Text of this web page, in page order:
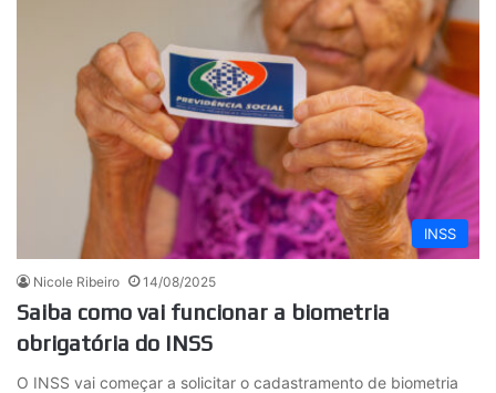
INSS
Nicole Ribeiro 14/08/2025
Saiba como vai funcionar a biometria
obrigatória do INSS
O INSS vai começar a solicitar o cadastramento de biometria